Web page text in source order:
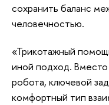
сохранить баланс
человечностью.
«Трикотажный
иной подход.
робота, ключевой
комфортный тип